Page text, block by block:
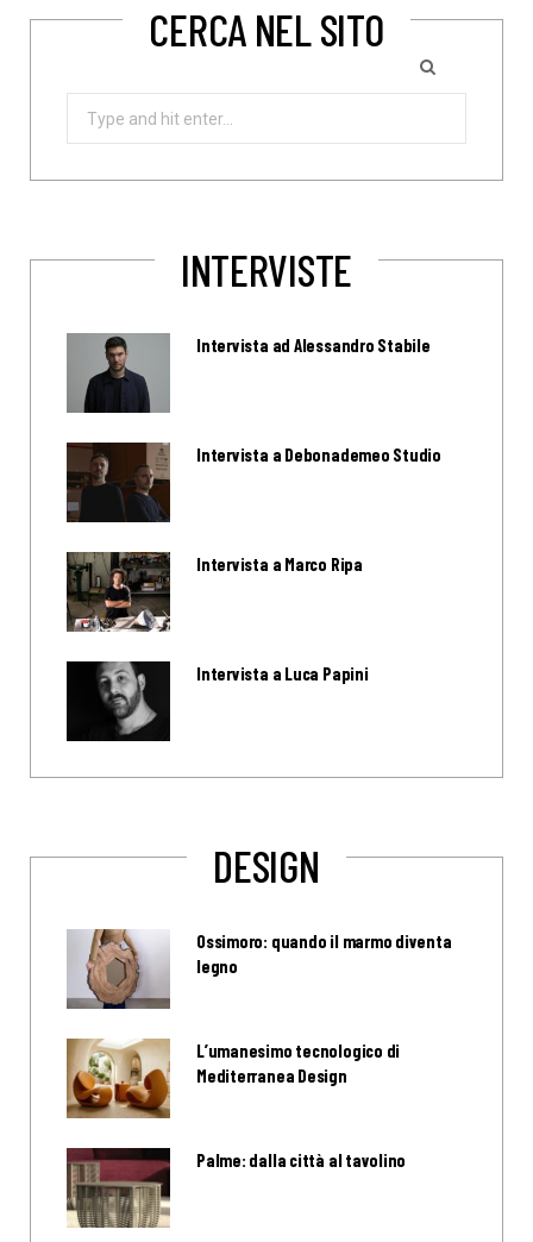
CERCA NEL SITO
INTERVISTE
Intervista ad Alessandro Stabile
Intervista a Debonademeo Studio
Intervista a Marco Ripa
Intervista a Luca Papini
DESIGN
Ossimoro: quando il marmo diventa
legno
L’umanesimo tecnologico di
Mediterranea Design
Palme: dalla città al tavolino